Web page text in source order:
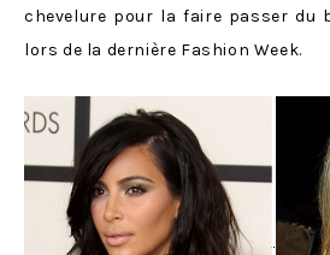
chevelure pour la faire passer du
lors de la dernière Fashion Week.